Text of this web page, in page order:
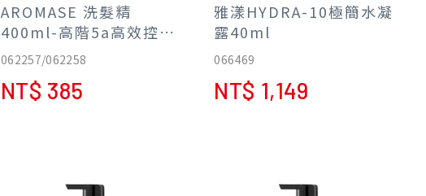
AROMASE 洗髮精
400ml-高階5a高效控油/
草本去屑
062257/062258
NT$ 385
雅漾HYDRA-10極簡水凝
露40ml
066469
NT$ 1,149